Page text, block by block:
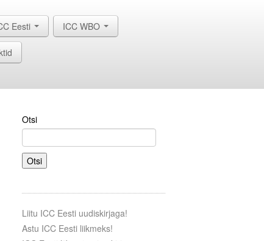
Eesti ICC WBO
Otsi
Otsi
Liitu ICC Eesti uudiskirjaga!
Astu ICC Eesti liikmeks!